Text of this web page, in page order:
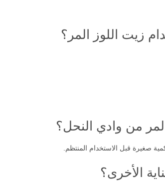
زيت اللوز المر؟
من وادي النحل؟
صغيرة قبل الاستخدام المنتظم.
الأخرى؟